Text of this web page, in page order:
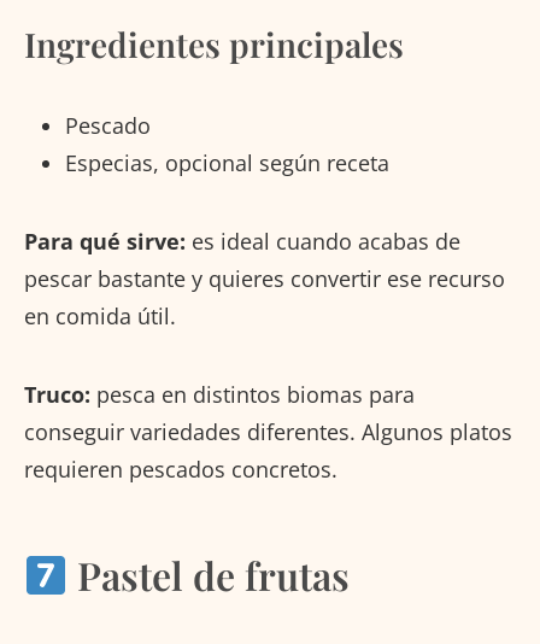
Ingredientes principales
Pescado
Especias, opcional según receta
Para qué sirve: es ideal cuando acabas de
pescar bastante y quieres convertir ese recurso
en comida útil.
Truco: pesca en distintos biomas para
conseguir variedades diferentes. Algunos platos
requieren pescados concretos.
Pastel de frutas